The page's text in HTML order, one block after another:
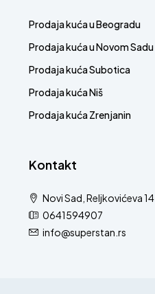
Prodaja kuća u Beogradu
Prodaja kuća u Novom Sadu
Prodaja kuća Subotica
Prodaja kuća Niš
Prodaja kuća Zrenjanin
Kontakt
Novi Sad, Reljkovićeva 14
0641594907
info@superstan.rs